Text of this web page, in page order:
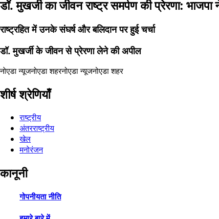
डॉ. मुखर्जी का जीवन राष्ट्र समर्पण की प्रेरणा: भाजपा
राष्ट्रहित में उनके संघर्ष और बलिदान पर हुई चर्चा
डॉ. मुखर्जी के जीवन से प्रेरणा लेने की अपील
नोएडा न्यूजनोएडा शहरनोएडा न्यूजनोएडा शहर
शीर्ष श्रेणियाँ
राष्ट्रीय
अंतरराष्ट्रीय
खेल
मनोरंजन
कानूनी
गोपनीयता नीति